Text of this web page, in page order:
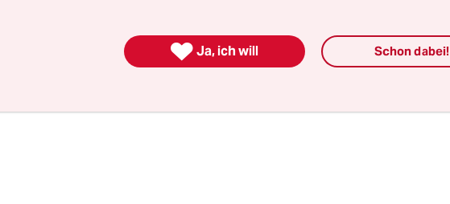
gereist, was die Sorge vor einer weiteren Ausbreitung des
vergrößerte. Die Behörden riefen die Menschen auf, einen
 Ja, ich will Schon dabei!